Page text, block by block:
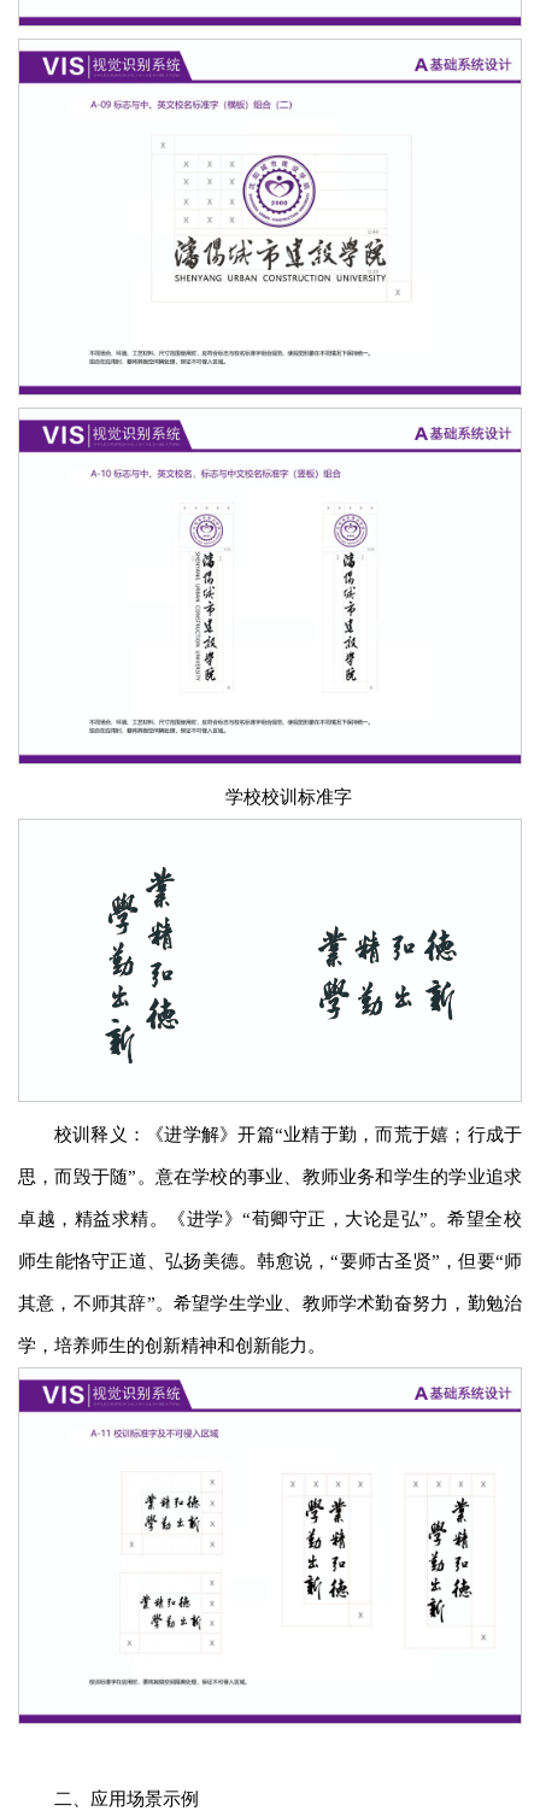
学校校训标准字
校训释义：《进学解》开篇“业精于勤，而荒于嬉；行成于
思，而毁于随”。意在学校的事业、教师业务和学生的学业追求
卓越，精益求精。《进学》“荀卿守正，大论是弘”。希望全校
师生能恪守正道、弘扬美德。韩愈说，“要师古圣贤”，但要“师
其意，不师其辞”。希望学生学业、教师学术勤奋努力，勤勉治
学，培养师生的创新精神和创新能力。
二、应用场景示例